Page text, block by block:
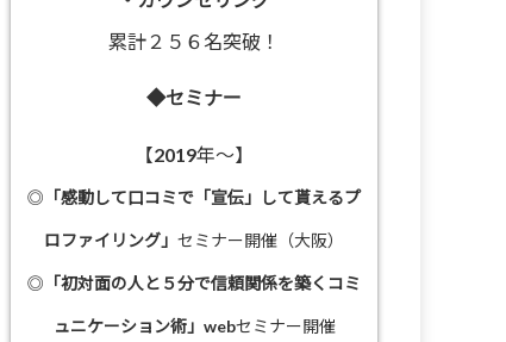
累計２５６名突破！
◆セミナー
【2019年～】
◎ 「感動して口コミで「宣伝」して貰えるプ
ロファイリング」 セミナー開催（大阪）
◎ 「初対面の人と５分で信頼関係を築くコミ
ュニケーション術」 webセミナー開催